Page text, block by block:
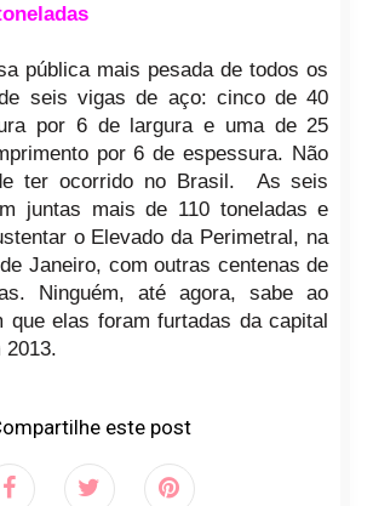
pública mais pesada de todos os
seis vigas de aço: cinco de 40
por 6 de largura e uma de 25
por 6 de espessura. Não
ter ocorrido no Brasil. As seis
juntas mais de 110 toneladas e
o Elevado da Perimetral, na
Janeiro, com outras centenas de
Ninguém, até agora, sabe ao
que elas foram furtadas da capital
2013.
este post